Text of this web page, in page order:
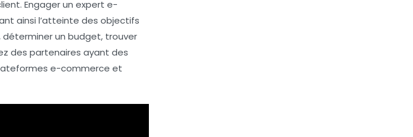
Engager un expert e-
ainsi l’atteinte des objectifs
un budget, trouver
des partenaires ayant des
e-commerce et